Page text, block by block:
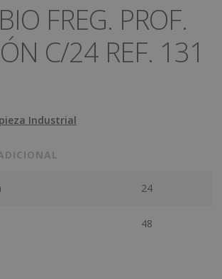
FREG. PROF.
C/24 REF. 131
Industrial
24
48